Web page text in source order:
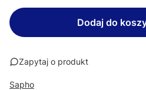
Dodaj do
Zapytaj o produkt
Sapho